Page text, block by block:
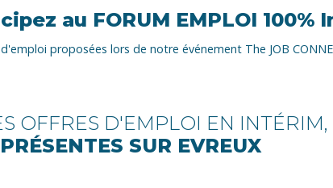
au FORUM EMPLOI 100%
proposées lors de notre événement The JOB
OFFRES D'EMPLOI EN
SUR EVREUX